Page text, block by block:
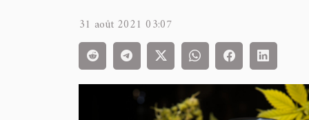
31 août 2021 03:07